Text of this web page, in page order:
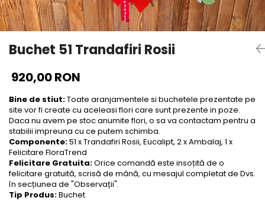
Buchet 51 Trandafiri Rosii
920,00 RON
Bine de stiut:Toate aranjamentele si buchetele prezentate pe
site vor fi create cu aceleasi flori care sunt prezente in poze.
Daca nu avem pe stoc anumite flori, o sa va contactam pentru a
stabilii impreuna cu ce putem schimba.
Componente:51 x Trandafiri Rosii, Eucalipt, 2 x Ambalaj, 1 x
Felicitare FloraTrend
Felicitare Gratuita:Orice comandă este insoțită de o
felicitare gratuită, scrisă de mână, cu mesajul completat de Dvs.
în secțiunea de "Observații".
Tip Produs:Buchet